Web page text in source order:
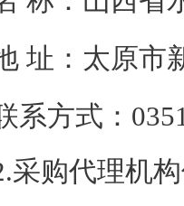
址： 太原市
系方式：
采购代理机